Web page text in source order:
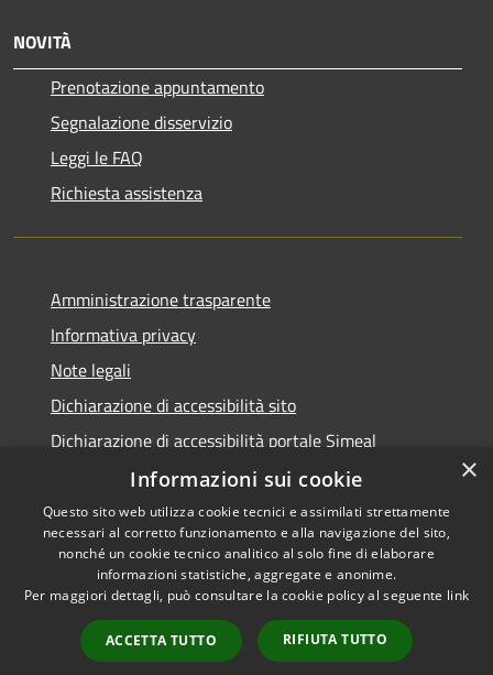
NOVITÀ
Prenotazione appuntamento
Segnalazione disservizio
Leggi le FAQ
Richiesta assistenza
Amministrazione trasparente
Informativa privacy
Note legali
Dichiarazione di accessibilità sito
Dichiarazione di accessibilità portale Simeal
Accessibilità
Privacy
Mappa del sito
Copyright © 2026 • Comune di
Venegono Inferiore • Powered
byMunicipium•Accesso
redazione
×
Informazioni sui cookie
Questo sito web utilizza cookie tecnici e assimilati strettamente
necessari al corretto funzionamento e alla navigazione del sito,
nonché un cookie tecnico analitico al solo fine di elaborare
informazioni statistiche, aggregate e anonime.
Per maggiori dettagli, può consultare la cookie policy al seguente link
ACCETTA TUTTO RIFIUTA TUTTO